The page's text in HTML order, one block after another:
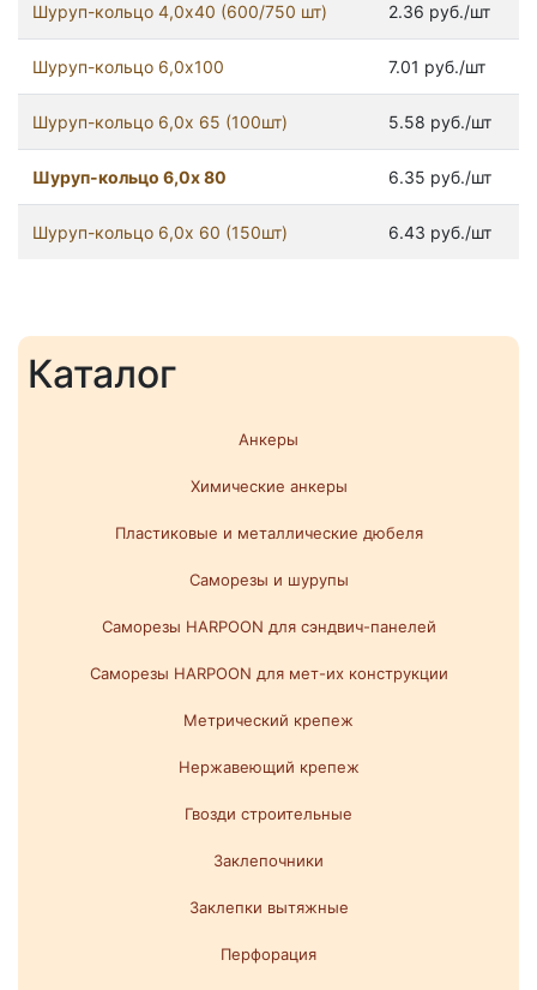
Каталог
Анкеры
Химические анкеры
Пластиковые и металлические дюбеля
Саморезы и шурупы
Саморезы HARPOON для сэндвич-панелей
Саморезы HARPOON для мет-их конструкции
Метрический крепеж
Нержавеющий крепеж
Гвозди строительные
Заклепочники
Заклепки вытяжные
Перфорация
Шуруп-кольцо 4,0х40 (600/750 шт) 2.36 руб./шт
Шуруп-кольцо 6,0х100 7.01 руб./шт
Шуруп-кольцо 6,0х 65 (100шт) 5.58 руб./шт
Шуруп-кольцо 6,0х 80 6.35 руб./шт
Шуруп-кольцо 6,0х 60 (150шт) 6.43 руб./шт